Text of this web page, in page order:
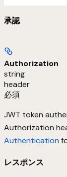
承認
Authorization
string
header
必須
JWT token
Authorization
Authentication
レスポンス